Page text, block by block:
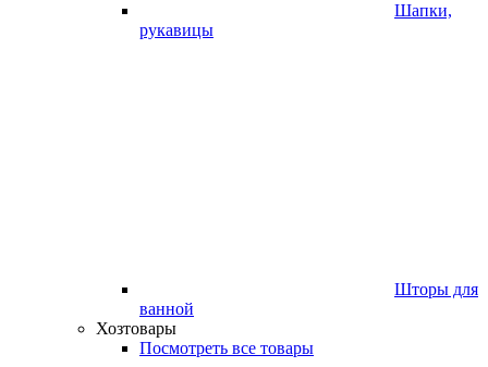
Шапки,
рукавицы
Шторы для
ванной
Хозтовары
Посмотреть все товары